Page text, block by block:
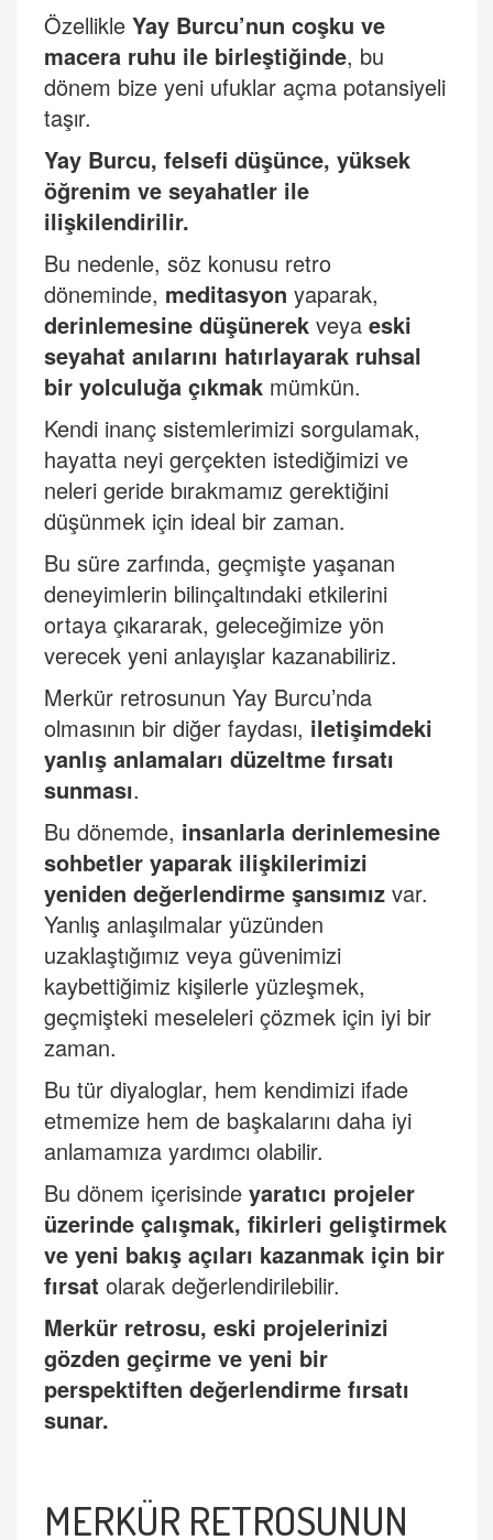
Özellikle Yay Burcu’nun coşku ve
macera ruhu ile birleştiğinde, bu
dönem bize yeni ufuklar açma potansiyeli
taşır.
Yay Burcu, felsefi düşünce, yüksek
öğrenim ve seyahatler ile
ilişkilendirilir.
Bu nedenle, söz konusu retro
döneminde, meditasyon yaparak,
derinlemesine düşünerek veya eski
seyahat anılarını hatırlayarak ruhsal
bir yolculuğa çıkmak mümkün.
Kendi inanç sistemlerimizi sorgulamak,
hayatta neyi gerçekten istediğimizi ve
neleri geride bırakmamız gerektiğini
düşünmek için ideal bir zaman.
Bu süre zarfında, geçmişte yaşanan
deneyimlerin bilinçaltındaki etkilerini
ortaya çıkararak, geleceğimize yön
verecek yeni anlayışlar kazanabiliriz.
Merkür retrosunun Yay Burcu’nda
olmasının bir diğer faydası, iletişimdeki
yanlış anlamaları düzeltme fırsatı
sunması.
Bu dönemde, insanlarla derinlemesine
sohbetler yaparak ilişkilerimizi
yeniden değerlendirme şansımız var.
Yanlış anlaşılmalar yüzünden
uzaklaştığımız veya güvenimizi
kaybettiğimiz kişilerle yüzleşmek,
geçmişteki meseleleri çözmek için iyi bir
zaman.
Bu tür diyaloglar, hem kendimizi ifade
etmemize hem de başkalarını daha iyi
anlamamıza yardımcı olabilir.
Bu dönem içerisinde yaratıcı projeler
üzerinde çalışmak, fikirleri geliştirmek
ve yeni bakış açıları kazanmak için bir
fırsat olarak değerlendirilebilir.
Merkür retrosu, eski projelerinizi
gözden geçirme ve yeni bir
perspektiften değerlendirme fırsatı
sunar.
MERKÜR RETROSUNUN